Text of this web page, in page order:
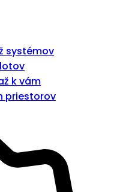
systémov
k vám
priestorov